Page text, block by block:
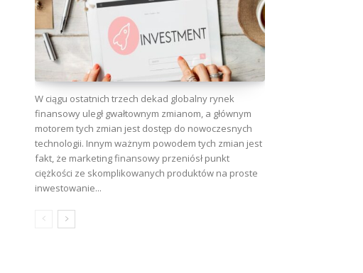
W ciągu ostatnich trzech dekad globalny rynek
finansowy uległ gwałtownym zmianom, a głównym
motorem tych zmian jest dostęp do nowoczesnych
technologii. Innym ważnym powodem tych zmian jest
fakt, że marketing finansowy przeniósł punkt
ciężkości ze skomplikowanych produktów na proste
inwestowanie...